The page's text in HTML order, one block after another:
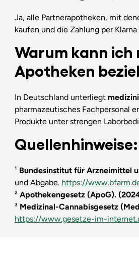
Ja, alle Partnerapotheken, mit
kaufen und die Zahlung per
Warum kann ich
Apotheken
In Deutschland unterliegt
pharmazeutisches Fachpersonal
Produkte unter strengen
Quellenhinweise:
¹ Bundesinstitut für Arzneimittel
und Abgabe. https://
² Apothekengesetz (ApoG).
³ Medizinal-Cannabisgesetz
https://www.gesetze-im-